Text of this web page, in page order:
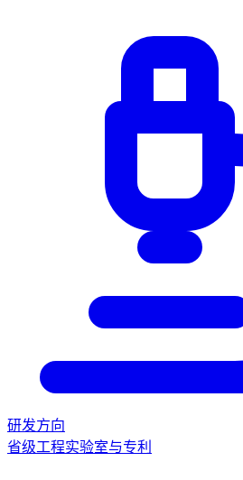
研发方向
省级工程实验室与专利